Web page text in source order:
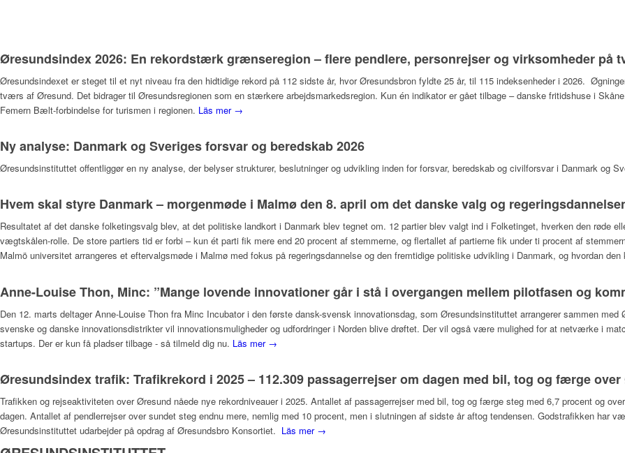
Øresundsindex 2026: En rekordstærk grænseregion – flere pendlere, personrejser og virksomheder på
Øresundsindexet er steget til et nyt niveau fra den hidtidige rekord på 112 sidste år, hvor Øresundsbron fyldte 25 år, til 115 indeksenheder i 2026.
tværs af Øresund. Det bidrager til Øresundsregionen som en stærkere arbejdsmarkedsregion. Kun én indikator er gået tilbage – danske fritidshuse i
Femern Bælt-forbindelse for turismen i regionen. Läs mer →
Ny analyse: Danmark og Sveriges forsvar og beredskab 2026
Øresundsinstituttet offentliggør en ny analyse, der belyser strukturer, beslutninger og udvikling inden for forsvar, beredskab og civilforsvar i Danmark og
Hvem skal styre Danmark – morgenmøde i Malmø den 8. april om det danske valg og
Resultatet af det danske folketingsvalg blev, at det politiske landkort i Danmark blev tegnet om. 12 partier blev valgt ind i Folketinget, hverken den røde
vægtskålen-rolle. De store partiers tid er forbi – kun ét parti fik mere end 20 procent af stemmerne, og flertallet af partierne fik under ti procent af
Malmö universitet arrangeres et eftervalgsmøde i Malmø med fokus på regeringsdannelse og den fremtidige politiske udvikling i Danmark, og hvordan
Anne-Louise Thon, Minc: ”Mange lovende innovationer går i stå i overgangen mellem pilotfasen og
Den 12. marts deltager Anne-Louise Thon fra Minc Incubator i den første dansk-svensk innovationsdag, som Øresundsinstituttet arrangerer sammen
svenske og danske innovationsdistrikter vil innovationsmuligheder og udfordringer i Norden blive drøftet. Der vil også være mulighed for at netværke i
startups. Der er kun få pladser tilbage - så tilmeld dig nu. Läs mer →
Øresundsindex trafik: Trafikrekord i 2025 – 112.309 passagerrejser om dagen med bil, tog og færge
Trafikken og rejseaktiviteten over Øresund nåede nye rekordniveauer i 2025. Antallet af passagerrejser med bil, tog og færge steg med 6,7 procent og
dagen. Antallet af pendlerrejser over sundet steg endnu mere, nemlig med 10 procent, men i slutningen af sidste år aftog tendensen. Godstrafikken
Øresundsinstituttet udarbejder på opdrag af Øresundsbro Konsortiet. Läs mer →